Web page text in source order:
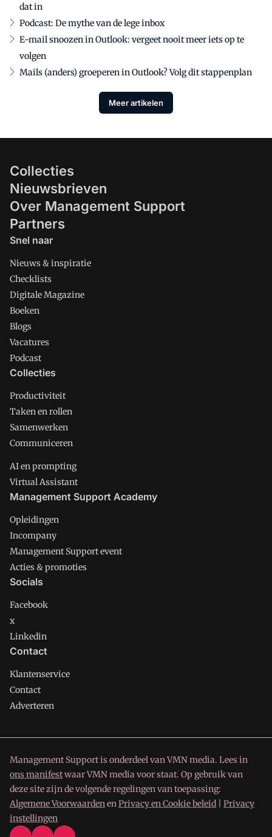
dat in
Podcast: De mythe van de lege inbox
E-mail snoozen in Outlook: vergeet nooit meer iets op te
volgen
Mails (anders) groeperen in Outlook? Volg dit stappenplan
Meer artikelen
Collecties
Nieuwsbrieven
Over Management Support
Partners
Snel naar
Nieuws & inspiratie
Checklists
Digitale Magazine
Boeken
Blogs
Vacatures
Podcast
Collecties
Productiviteit
Taken en rollen
Samenwerken
Communiceren
AI en prompting
Virtual Assistant
Management Support Academy
Opleidingen
Incompany
Management Support event
Acties & promoties
Socials
Facebook
x
Linkedin
Contact
Klantenservice
Contact
Adverteren
Management Support is onderdeel van VMN media. Lees in
ons manifestwaar VMN media voor staat. Op gebruik van
deze site zijn de volgende regelingen van toepassing:
Algemene VoorwaardenenPrivacy en Cookie beleid
Privacy
instellingen